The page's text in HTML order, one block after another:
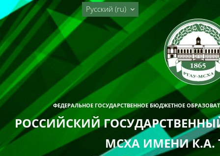
Перейти к основному содержанию
ФЕДЕРАЛЬНОЕ ГОСУДАРСТВЕННОЕ БЮДЖЕТНОЕ
РОССИЙСКИЙ
МСХА ИМЕНИ К.А.
Русский ‎(ru)‎